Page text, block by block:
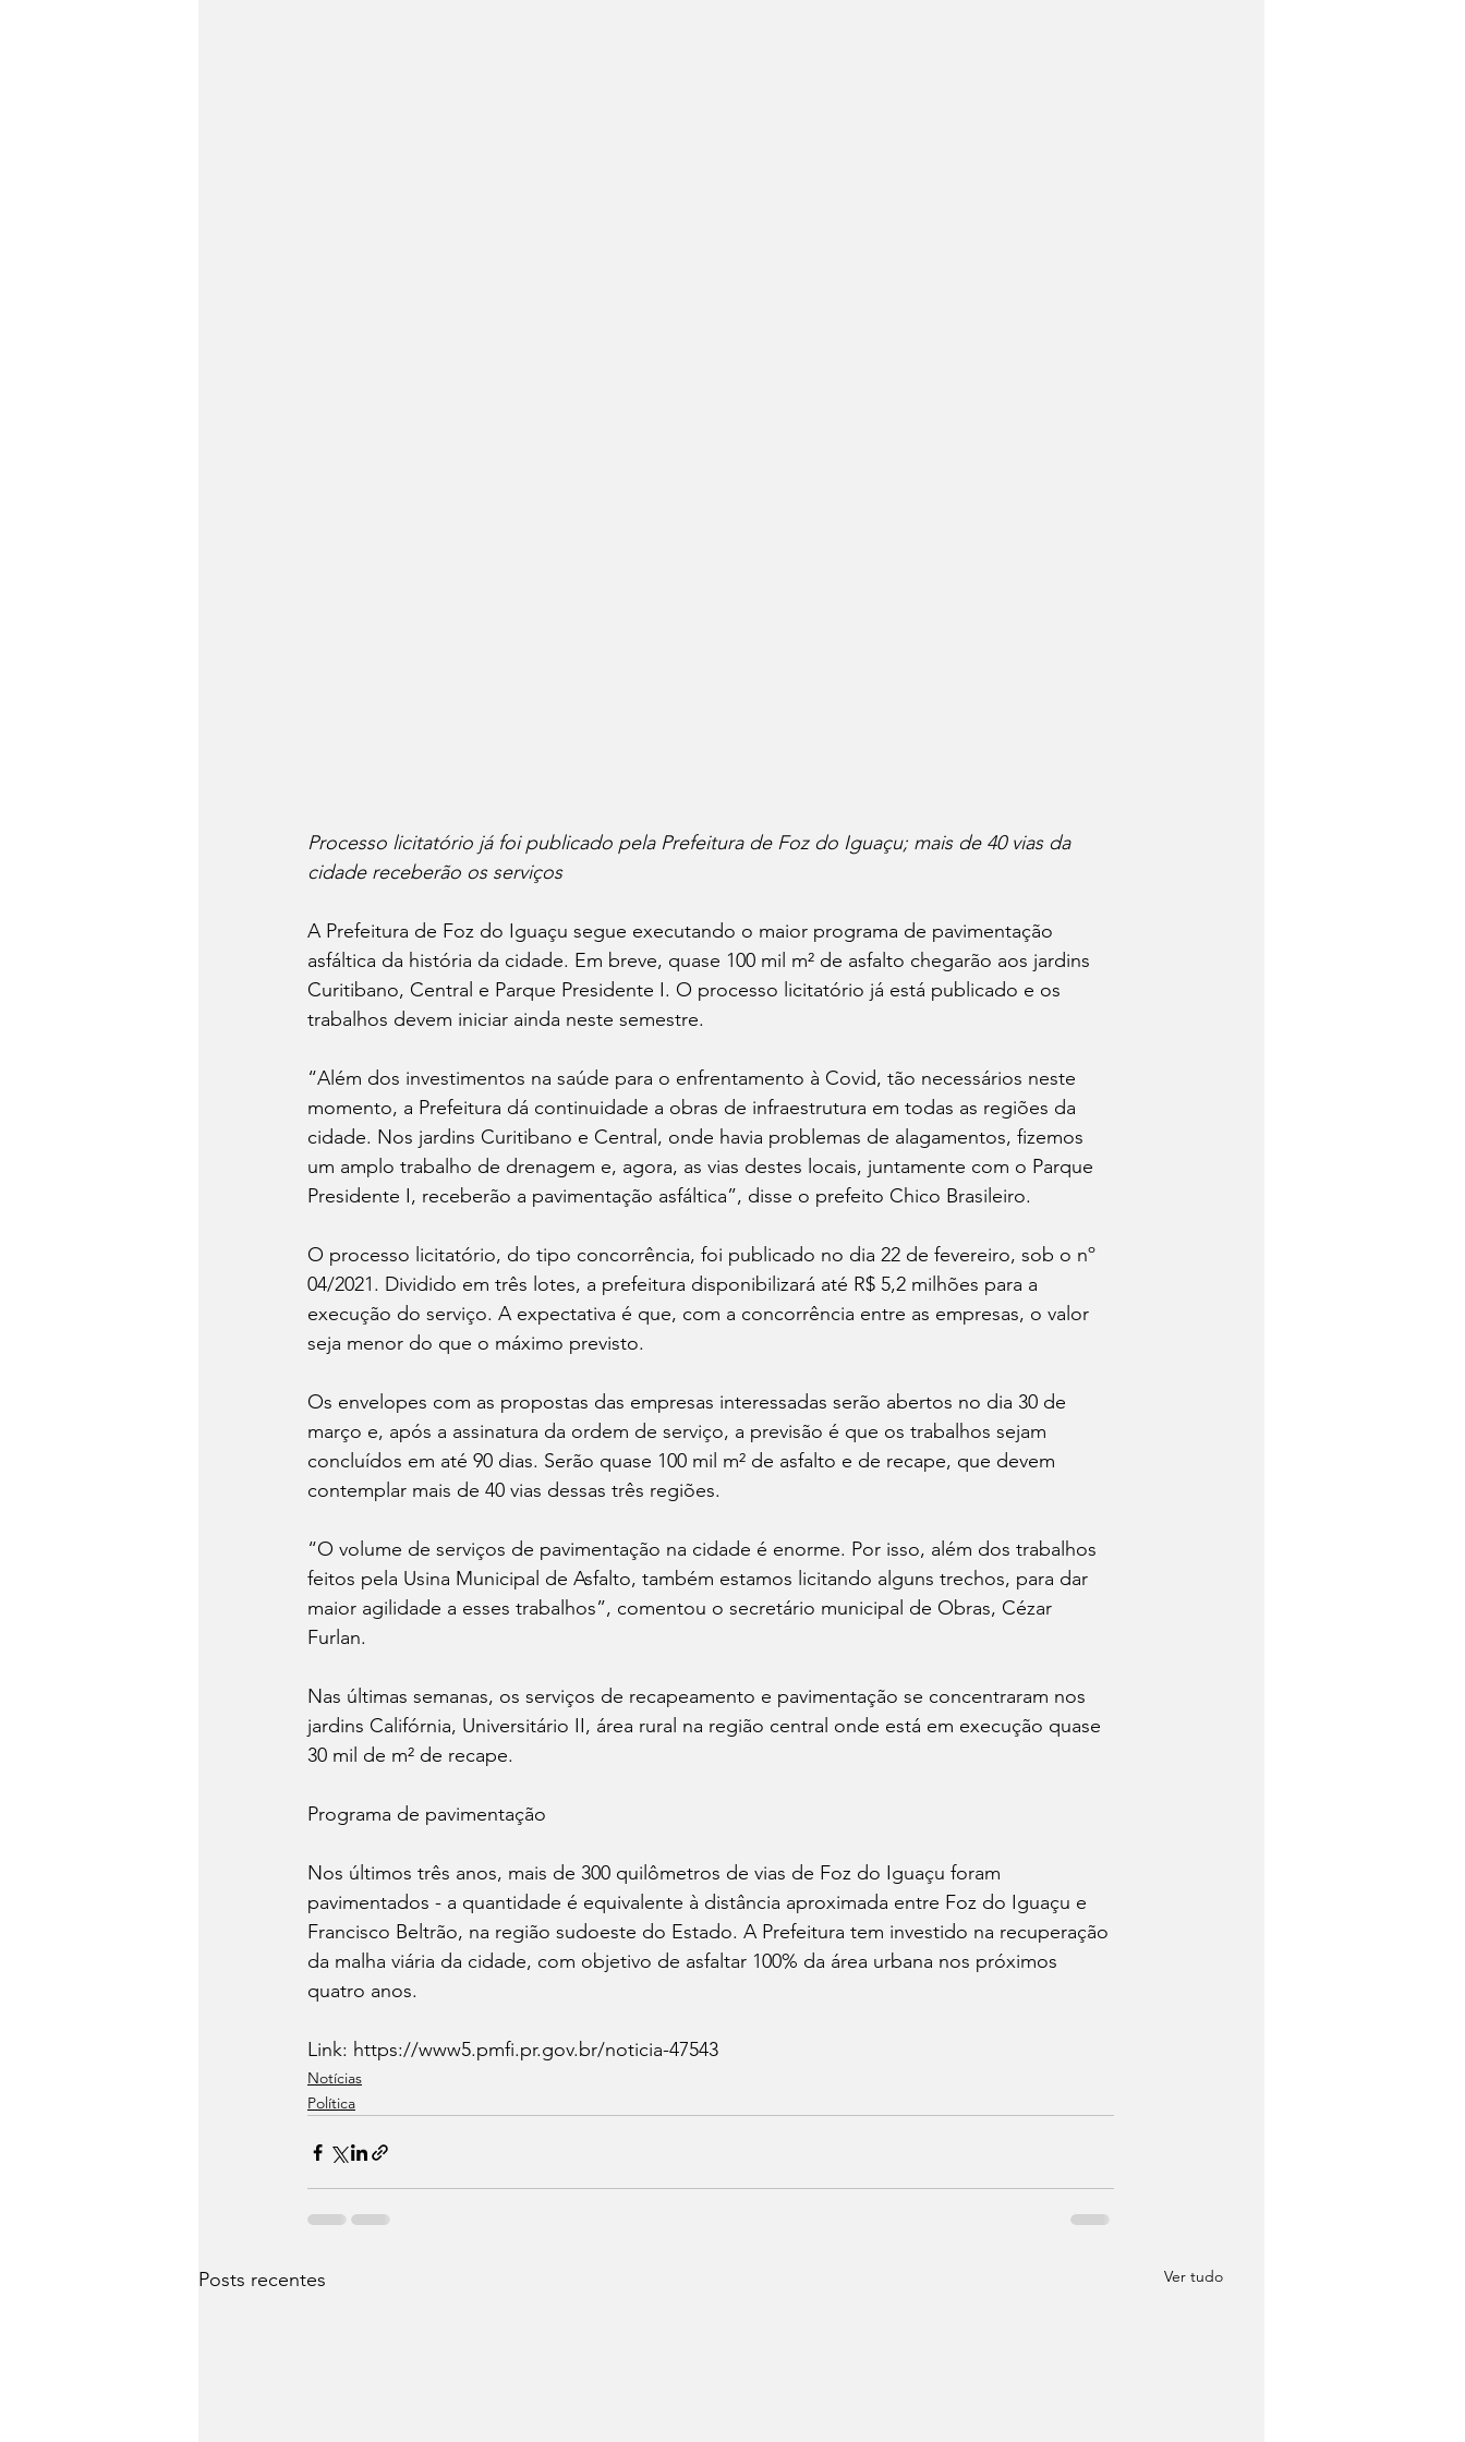
Processo licitatório já foi publicado pela Prefeitura de Foz do Iguaçu; mais de 40 vias da
cidade receberão os serviços
A Prefeitura de Foz do Iguaçu segue executando o maior programa de pavimentação
asfáltica da história da cidade. Em breve, quase 100 mil m² de asfalto chegarão aos jardins
Curitibano, Central e Parque Presidente I. O processo licitatório já está publicado e os
trabalhos devem iniciar ainda neste semestre.
“Além dos investimentos na saúde para o enfrentamento à Covid, tão necessários neste
momento, a Prefeitura dá continuidade a obras de infraestrutura em todas as regiões da
cidade. Nos jardins Curitibano e Central, onde havia problemas de alagamentos, fizemos
um amplo trabalho de drenagem e, agora, as vias destes locais, juntamente com o Parque
Presidente I, receberão a pavimentação asfáltica”, disse o prefeito Chico Brasileiro.
O processo licitatório, do tipo concorrência, foi publicado no dia 22 de fevereiro, sob o nº
04/2021. Dividido em três lotes, a prefeitura disponibilizará até R$ 5,2 milhões para a
execução do serviço. A expectativa é que, com a concorrência entre as empresas, o valor
seja menor do que o máximo previsto.
Os envelopes com as propostas das empresas interessadas serão abertos no dia 30 de
março e, após a assinatura da ordem de serviço, a previsão é que os trabalhos sejam
concluídos em até 90 dias. Serão quase 100 mil m² de asfalto e de recape, que devem
contemplar mais de 40 vias dessas três regiões.
“O volume de serviços de pavimentação na cidade é enorme. Por isso, além dos trabalhos
feitos pela Usina Municipal de Asfalto, também estamos licitando alguns trechos, para dar
maior agilidade a esses trabalhos”, comentou o secretário municipal de Obras, Cézar
Furlan.
Nas últimas semanas, os serviços de recapeamento e pavimentação se concentraram nos
jardins Califórnia, Universitário II, área rural na região central onde está em execução quase
30 mil de m² de recape.
Programa de pavimentação
Nos últimos três anos, mais de 300 quilômetros de vias de Foz do Iguaçu foram
pavimentados - a quantidade é equivalente à distância aproximada entre Foz do Iguaçu e
Francisco Beltrão, na região sudoeste do Estado. A Prefeitura tem investido na recuperação
da malha viária da cidade, com objetivo de asfaltar 100% da área urbana nos próximos
quatro anos.
Link: https://www5.pmfi.pr.gov.br/noticia-47543
Notícias
Política
Posts recentes Ver tudo